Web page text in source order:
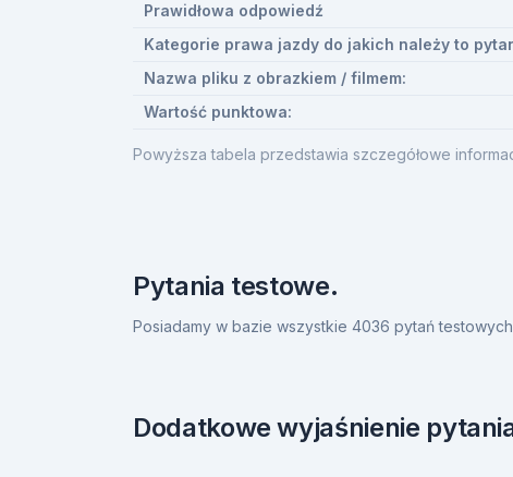
Powyższa tabela przedstawia szczegółowe
Prawidłowa odpowiedź
Kategorie prawa jazdy do jakich należy to
Nazwa pliku z obrazkiem / filmem:
Wartość punktowa:
Pytania testowe.
Posiadamy w bazie wszystkie 4036 pytań
Dodatkowe wyjaśnienie